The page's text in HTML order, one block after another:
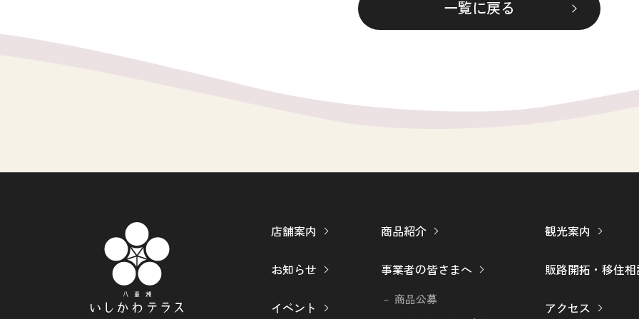
一覧に戻る
店舗案内
お知らせ
イベント
商品紹介
事業者の皆さまへ
商品公募
観光案内
販路開拓・移住
アクセス